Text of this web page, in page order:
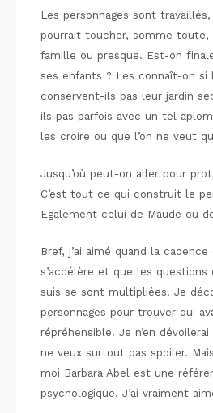
Les personnages sont
pourrait toucher, somme toute,
famille ou presque. Est-on
ses enfants ? Les connaît-on si
conservent-ils pas leur jardin
ils pas parfois avec un tel
les croire ou que l’on ne veut
Jusqu’où peut-on aller pour
C’est tout ce qui construit le
Egalement celui de Maude ou
Bref, j’ai aimé quand la cadence
s’accélère et que les
suis se sont multipliées. Je
personnages pour trouver qui
répréhensible. Je n’en
ne veux surtout pas spoiler.
moi Barbara Abel est une
psychologique. J’ai vraiment